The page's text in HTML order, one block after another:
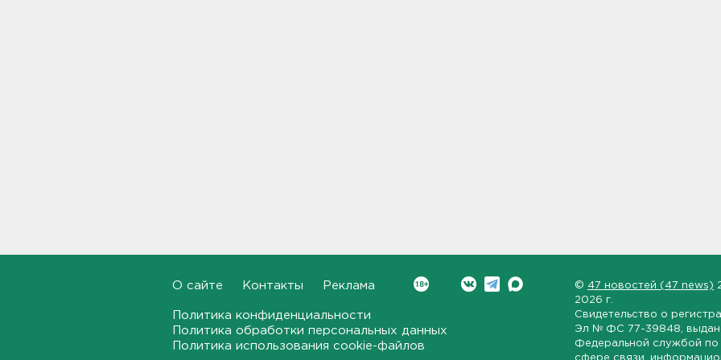
22:30, 06.08.2026
Мошенники меняют
Как уберечься от кражи
О сайте Контакты Реклама
Политика конфиденциальности
Политика обработки персональных данных
Политика использования cookie-файлов
© 47 новостей (47 news)
2026 г.
Свидетельство о
Эл № ФС 77-39848 ,
Федеральной службой по
сфере связи,